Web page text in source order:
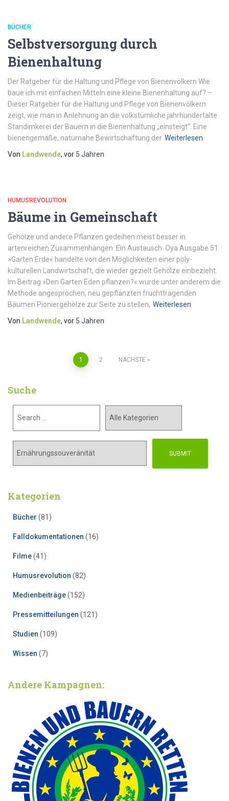
BÜCHER
Selbstversorgung durch
Bienenhaltung
Der Ratgeber für die Haltung und Pflege von Bienenvölkern Wie
baue ich mit einfachen Mitteln eine kleine Bienenhaltung auf? –
Dieser Ratgeber für die Haltung und Pflege von Bienenvölkern
zeigt, wie man in Anlehnung an die volkstümliche jahrhundertalte
Standimkerei der Bauern in die Bienenhaltung „einsteigt“. Eine
bienengemäße, naturnahe Bewirtschaftung der Weiterlesen
Von Landwende, vor 5 Jahren
HUMUSREVOLUTION
Bäume in Gemeinschaft
Gehölze und andere Pflanzen gedeihen meist besser in
artenreichen Zusammenhängen. Ein Austausch. Oya Ausgabe 51
»Garten Erde« handelte von den Möglichkeiten einer poly-
kulturellen Landwirtschaft, die wieder gezielt Gehölze einbezieht.
Im Beitrag »Den Garten Eden pflanzen?« wurde unter anderem die
Methode angesprochen, neu gepflanzten fruchttragenden
Bäumen Pioniergehölze zur Seite zu stellen, Weiterlesen
Von Landwende, vor 5 Jahren
1 2 NÄCHSTE
Suche
Kategorien
Bücher (81)
Falldokumentationen (16)
Filme(41)
Humusrevolution (82)
Medienbeiträge(152)
Pressemitteilungen (121)
Studien (109)
Wissen (7)
Andere Kampagnen: